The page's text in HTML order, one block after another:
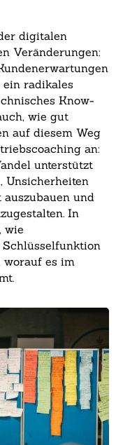
digitalen
Veränderungen:
radikales
Know-
wie gut
auf diesem Weg
an:
unterstützt
Unsicherheiten
auszubauen und
In
wie
es im